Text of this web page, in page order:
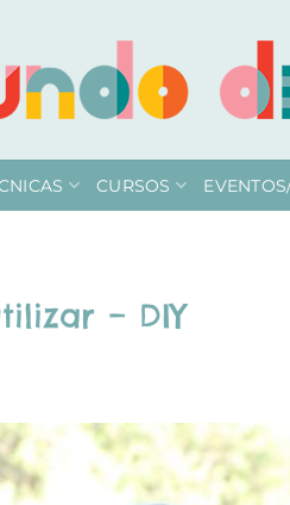
CURSOS
– DIY